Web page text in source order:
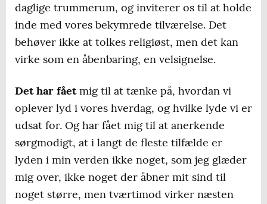
daglige trummerum, og inviterer os til at holde
inde med vores bekymrede tilværelse. Det
behøver ikke at tolkes religiøst, men det kan
virke som en åbenbaring, en velsignelse.
Det har fåetmig til at tænke på, hvordan vi
oplever lyd i vores hverdag, og hvilke lyde vi er
udsat for. Og har fået mig til at anerkende
sørgmodigt, at i langt de fleste tilfælde er
lyden i min verden ikke noget, som jeg glæder
mig over, ikke noget der åbner mit sind til
noget større, men tværtimod virker næsten